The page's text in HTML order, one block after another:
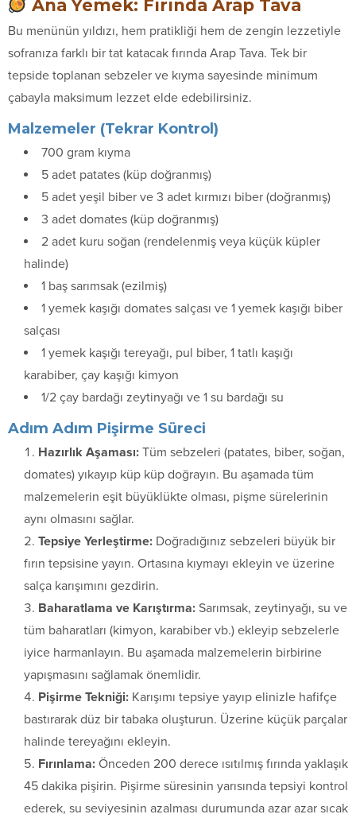
Ana Yemek: Fırında Arap Tava
Bu menünün yıldızı, hem pratikliği hem de zengin lezzetiyle
sofranıza farklı bir tat katacak fırında Arap Tava. Tek bir
tepside toplanan sebzeler ve kıyma sayesinde minimum
çabayla maksimum lezzet elde edebilirsiniz.
Malzemeler (Tekrar Kontrol)
700 gram kıyma
5 adet patates (küp doğranmış)
5 adet yeşil biber ve 3 adet kırmızı biber (doğranmış)
3 adet domates (küp doğranmış)
2 adet kuru soğan (rendelenmiş veya küçük küpler
halinde)
1 baş sarımsak (ezilmiş)
1 yemek kaşığı domates salçası ve 1 yemek kaşığı biber
salçası
1 yemek kaşığı tereyağı, pul biber, 1 tatlı kaşığı
karabiber, çay kaşığı kimyon
1/2 çay bardağı zeytinyağı ve 1 su bardağı su
Adım Adım Pişirme Süreci
Hazırlık Aşaması: Tüm sebzeleri (patates, biber, soğan,
domates) yıkayıp küp küp doğrayın. Bu aşamada tüm
malzemelerin eşit büyüklükte olması, pişme sürelerinin
aynı olmasını sağlar.
Tepsiye Yerleştirme: Doğradığınız sebzeleri büyük bir
fırın tepsisine yayın. Ortasına kıymayı ekleyin ve üzerine
salça karışımını gezdirin.
Baharatlama ve Karıştırma: Sarımsak, zeytinyağı, su ve
tüm baharatları (kimyon, karabiber vb.) ekleyip sebzelerle
iyice harmanlayın. Bu aşamada malzemelerin birbirine
yapışmasını sağlamak önemlidir.
Pişirme Tekniği: Karışımı tepsiye yayıp elinizle hafifçe
bastırarak düz bir tabaka oluşturun. Üzerine küçük parçalar
halinde tereyağını ekleyin.
Fırınlama: Önceden 200 derece ısıtılmış fırında yaklaşık
45 dakika pişirin. Pişirme süresinin yarısında tepsiyi kontrol
ederek, su seviyesinin azalması durumunda azar azar sıcak